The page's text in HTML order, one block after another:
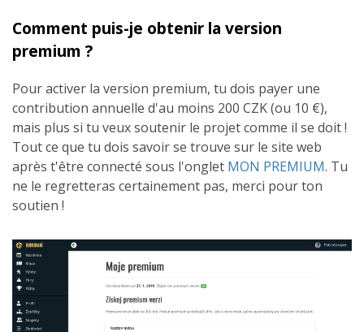
Comment puis-je obtenir la version
premium ?
Pour activer la version premium, tu dois payer une
contribution annuelle d'au moins 200 CZK (ou 10 €),
mais plus si tu veux soutenir le projet comme il se doit !
Tout ce que tu dois savoir se trouve sur le site web
après t'être connecté sous l'onglet MON PREMIUM. Tu
ne le regretteras certainement pas, merci pour ton
soutien !